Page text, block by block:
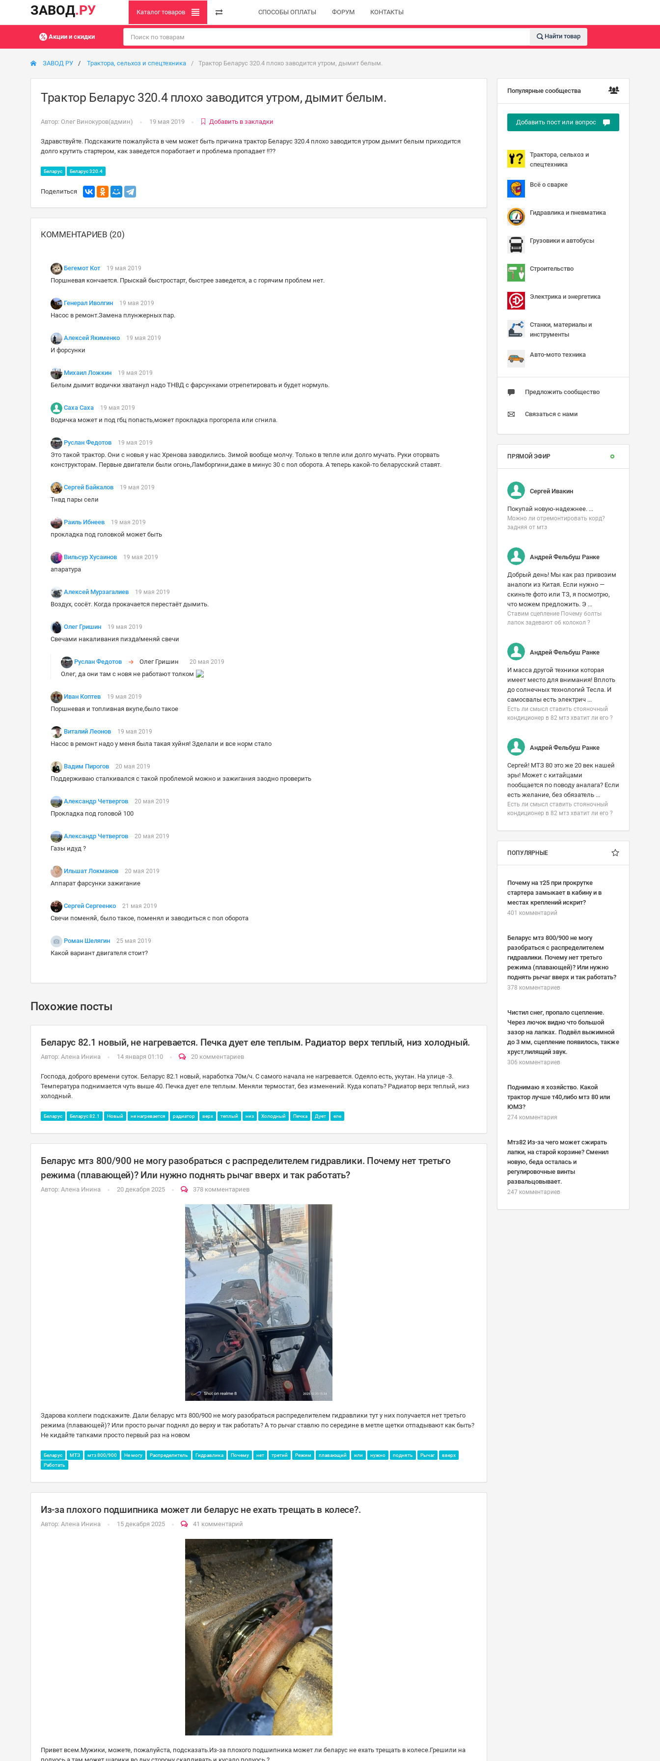
ЗАВОД.РУ Каталог товаров СПОСОБЫ ОПЛАТЫ ФОРУМ КОНТАКТЫ
Акции и скидки Найти товар
ЗАВОД РУ Трактора, сельхоз и спецтехника Трактор Беларус 320.4 плохо заводится утром, дымит белым.
Трактор Беларус 320.4 плохо заводится утром, дымит белым.
Автор: Олег Винокуров(админ) 19 мая 2019 Добавить в закладки
Здравствуйте. Подскажите пожалуйста в чем может быть причина трактор Беларус 320.4 плохо заводится утром дымит белым приходится
долго крутить стартером, как заведется поработает и проблема пропадает !!??
Беларус Беларус 320.4
Поделиться
КОММЕНТАРИЕВ (20)
Бегемот Кот 19 мая 2019
Поршневая кончается. Прыскай быстростарт, быстрее заведется, а с горячим проблем нет.
Генерал Иволгин 19 мая 2019
Насос в ремонт.Замена плунжерных пар.
Алексей Якименко 19 мая 2019
И форсунки
Михаил Ложкин 19 мая 2019
Белым дымит водички хватанул надо ТНВД с фарсунками отрепетировать и будет нормуль.
Саха Саха 19 мая 2019
Водичка может и под гбц попасть,может прокладка прогорела или сгнила.
Руслан Федотов 19 мая 2019
Это такой трактор. Они с новья у нас Хренова заводились. Зимой вообще молчу. Только в тепле или долго мучать. Руки оторвать
конструкторам. Первые двигатели были огонь,Ламборгини,даже в минус 30 с пол оборота. А теперь какой-то беларусский ставят.
Сергей Байкалов 19 мая 2019
Тнвд пары сели
Раиль Ибнеев 19 мая 2019
прокладка под головкой может быть
Вильсур Хусаинов 19 мая 2019
апаратура
Алексей Мурзагалиев 19 мая 2019
Воздух, сосёт. Когда прокачается перестаёт дымить.
Олег Гришин 19 мая 2019
Свечами накаливания пизда!меняй свечи
Руслан Федотов Олег Гришин 20 мая 2019
Олег, да они там с новя не работают толком
Иван Коптев 19 мая 2019
Поршневая и топливная вкупе,было такое
Виталий Леонов 19 мая 2019
Насос в ремонт надо у меня была такая хуйня! Зделали и все норм стало
Вадим Пирогов 20 мая 2019
Поддерживаю сталкивался с такой проблемой можно и зажигания заодно проверить
Александр Четвергов 20 мая 2019
Прокладка под головой 100
Александр Четвергов 20 мая 2019
Газы идуд ?
Ильшат Локманов 20 мая 2019
Аппарат фарсунки зажигание
Сергей Сергеенко 21 мая 2019
Свечи поменяй, было такое, поменял и заводиться с пол оборота
Роман Шелягин 25 мая 2019
Какой вариант двигателя стоит?
Похожие посты
Беларус 82.1 новый, не нагревается. Печка дует еле теплым. Радиатор верх теплый, низ холодный.
Автор: Алена Инина 14 января 01:10 20 комментариев
Господа, доброго времени суток. Беларус 82.1 новый, наработка 70м/ч. С самого начала не нагревается. Одеяло есть, укутан. На улице -3.
Температура поднимается чуть выше 40. Печка дует еле теплым. Меняли термостат, без изменений. Куда копать? Радиатор верх теплый, низ
холодный.
Беларус Беларус 82.1 Новый не нагревается радиатор верх теплый низ Холодный Печка Дует еле
Беларус мтз 800/900 не могу разобраться с распределителем гидравлики. Почему нет третьго
режима (плавающей)? Или нужно поднять рычаг вверх и так работать?
Автор: Алена Инина 20 декабря 2025 378 комментариев
Здарова коллеги подскажите. Дали беларус мтз 800/900 не могу разобраться распределителем гидравлики тут у них получается нет третьго
режима (плавающей)? Или просто рычаг поднял до верху и так работать? А то рычаг ставлю по середине в метле щетки отпадывают как быть?
Не кидайте тапками просто первый раз на новом
Беларус МТЗ мтз 800/900 Не могу Распределитель Гидравлика Почему нет третий Режим плавающий или нужно поднять Рычаг
вверх
Работать
Из-за плохого подшипника может ли беларус не ехать трещать в колесе?.
Автор: Алена Инина 15 декабря 2025 41 комментарий
Привет всем.Мужики, можете, пожалуйста, подсказать.Из-за плохого подшипника может ли беларус не ехать трещать в колесе.Грешили на
Популярные сообщества
Добавить пост или вопрос
Трактора, сельхоз и
спецтехника
Всё о сварке
Гидравлика и пневматика
Грузовики и автобусы
Строительство
Электрика и энергетика
Станки, материалы и
инструменты
Авто-мото техника
Предложить сообщество
Связаться с нами
ПРЯМОЙ ЭФИР
Сергей Ивакин
Покупай новую-надежнее. ...
Можно ли отремонтировать корд?
задняя от мтз
Андрей Фельбуш Ранке
Добрый день! Мы как раз привозим
аналоги из Китая. Если нужно —
скиньте фото или ТЗ, я посмотрю,
что можем предложить. Э ...
Ставим сцепление Почему болты
лапок задевают об колокол ?
Андрей Фельбуш Ранке
И масса другой техники которая
имеет место для внимания! Вплоть
до солнечных технологий Тесла. И
самосвалы есть электрич ...
Есть ли смысл ставить стояночный
кондиционер в 82 мтз хватит ли его ?
Андрей Фельбуш Ранке
Сергей! МТЗ 80 это же 20 век нашей
эры! Может с китайцами
пообщается по поводу аналага? Если
есть желание, без обязатель ...
Есть ли смысл ставить стояночный
кондиционер в 82 мтз хватит ли его ?
ПОПУЛЯРНЫЕ
Почему на т25 при прокрутке
стартера замыкает в кабину и в
местах креплений искрит?
401 комментарий
Беларус мтз 800/900 не могу
разобраться с распределителем
гидравлики. Почему нет третьго
режима (плавающей)? Или нужно
поднять рычаг вверх и так работать?
378 комментариев
Чистил снег, пропало сцепление.
Через лючок видно что большой
зазор на лапках. Подвёл выжимной
до 3 мм, сцепление появилось, также
хруст,пилящий звук.
306 комментариев
Поднимаю я хозяйство. Какой
трактор лучше т40,либо мтз 80 или
ЮМЗ?
274 комментария
Мтз82 Из-за чего может сжирать
лапки, на старой корзине? Сменил
новую, беда осталась и
регулировочные винты
развальцовывает.
247 комментариев